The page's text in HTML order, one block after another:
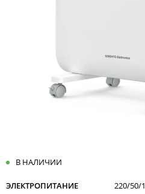
В НАЛИЧИИ
ЭЛЕКТРОПИТАНИЕ
220/50/1